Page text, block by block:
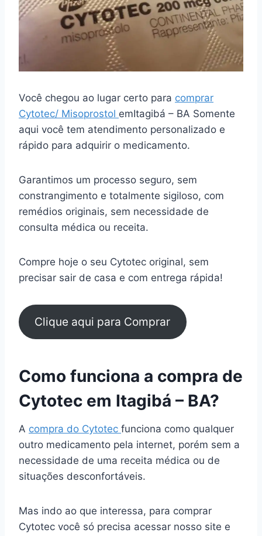
Você chegou ao lugar certo para comprar
Cytotec/ Misoprostol emItagibá – BA Somente
aqui você tem atendimento personalizado e
rápido para adquirir o medicamento.
Garantimos um processo seguro, sem
constrangimento e totalmente sigiloso, com
remédios originais, sem necessidade de
consulta médica ou receita.
Compre hoje o seu Cytotec original, sem
precisar sair de casa e com entrega rápida!
Clique aqui para Comprar
Como funciona a compra de
Cytotec em Itagibá – BA?
A compra do Cytotec funciona como qualquer
outro medicamento pela internet, porém sem a
necessidade de uma receita médica ou de
situações desconfortáveis.
Mas indo ao que interessa, para comprar
Cytotec você só precisa acessar nosso site e